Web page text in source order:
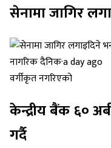
सेनामा जागिर
नागरिक दैनिक·a day ago
वर्गीकृत नगरिएको
केन्द्रीय बैंक ६०
गर्दै